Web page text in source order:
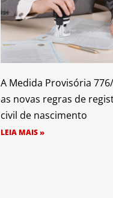
A Medida Provisória
as novas regras de
civil de nascimento
LEIA MAIS »